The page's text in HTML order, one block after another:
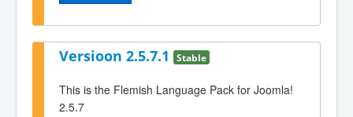
Versioon 2.5.7.1 Stable
This is the Flemish Language Pack for Joomla!
2.5.7